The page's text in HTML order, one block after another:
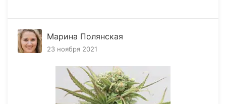
Марина Полянская
23 ноября 2021